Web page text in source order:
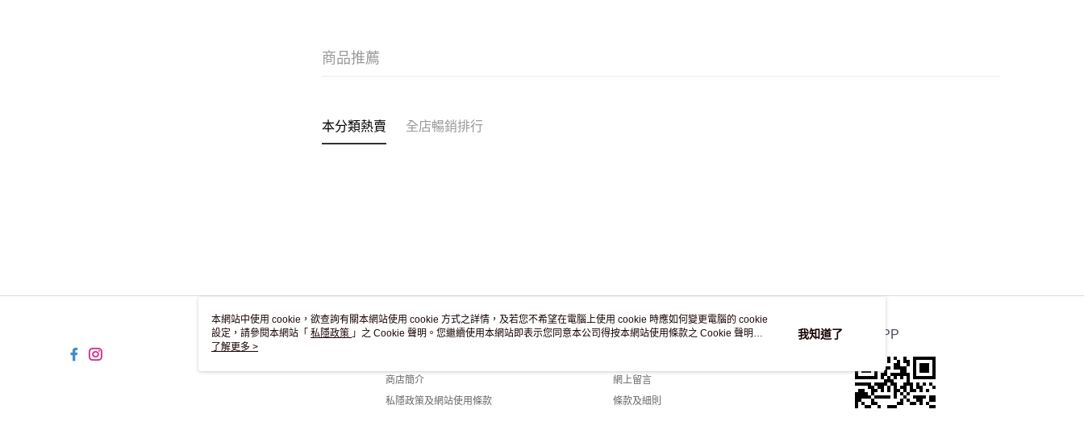
商品推薦
本分類熱賣 全店暢銷排行
關於我們
商店簡介
私隱政策及網站使用條款
客戶服務
網上留言
條款及細則
官方APP
本網站中使用 cookie，欲查詢有關本網站使用 cookie 方式之詳情，及若您不希望在電腦上使用 cookie 時應如何變更電腦的 cookie
設定，請參閱本網站「 私隱政策 」之 Cookie 聲明。您繼續使用本網站即表示您同意本公司得按本網站使用條款之 Cookie 聲明使
用 cookie。
了解更多 >
我知道了